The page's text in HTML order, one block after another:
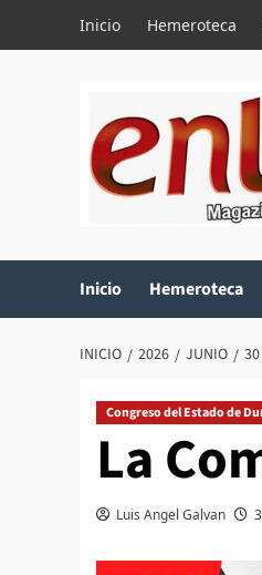
Inicio Hemeroteca
Inicio Hemeroteca
INICIO 2026 JUNIO 30
Congreso del Estado de
La
Luis Angel Galvan